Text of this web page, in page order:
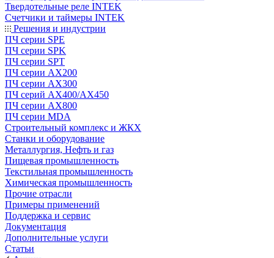
Твердотельные реле INTEK
Счетчики и таймеры INTEK
Решения и индустрии
ПЧ серии SPE
ПЧ серии SPK
ПЧ серии SPT
ПЧ серии AX200
ПЧ серии AX300
ПЧ серий AX400/AX450
ПЧ серии AX800
ПЧ серии MDA
Строительный комплекс и ЖКХ
Станки и оборудование
Металлургия, Нефть и газ
Пищевая промышленность
Текстильная промышленность
Химическая промышленность
Прочие отрасли
Примеры применений
Поддержка и сервис
Документация
Дополнительные услуги
Статьи